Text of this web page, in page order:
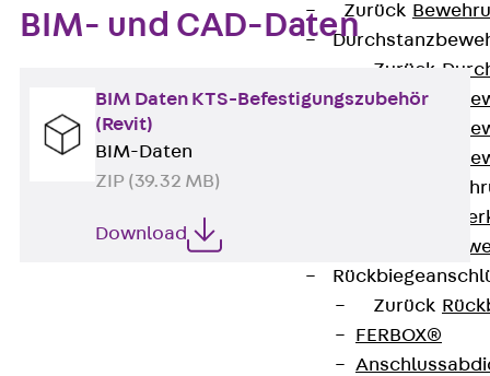
Zurück
Zurück
Zurück
FERBOX®
BIM- und CAD-Daten
BIM Daten KTS-Befestigungszubehör
(Revit)
BIM-Daten
ZIP (39.32 MB)
Download